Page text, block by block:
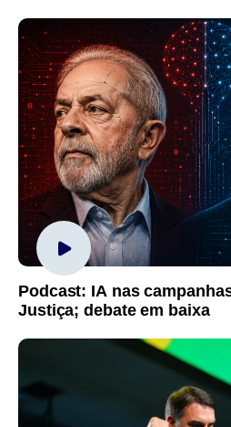
Podcast: IA nas
Justiça; debate em baixa